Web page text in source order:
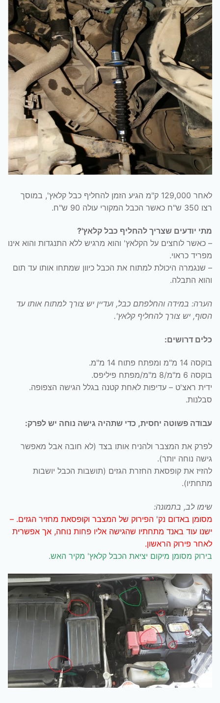
לאחר 129,000 ק"מ הגיע הזמן להחליף כבל קלאץ', במוסך
רצו 350 ש"ח כאשר הכבל המקורי עולה 90 ש"ח.
מתי יודעים שצריך להחליף כבל קלאץ'?
– כאשר לוחצים על הקלאץ' והוא מרגיש ללא התנגדות והוא אינו
מפריד כראוי.
– שנגמרה היכולת למתוח את הכבל כיוון שמתחו אותו עד תום
והוא התבלה.
הערה: במידה והחלפתם כבל, ועדיין יש צורך למתוח אותו עד
הסוף, יש צורך להחליף קלאץ'.
כלים דרושים:
בוקסה 14 מ"מ ומפתח פתוח 14 מ"מ.
בוקסה 6 מ"מ/8 מ"מ/מפתח פיליפס.
ידית ראצ'ט – עדיפות לאחת קטנה בגלל הגישה הצפופה.
סבלנות.
עבודה פשוטה יחסית, כדי שתהיה גישה נוחה יש לפרק:
לפרק את המצבר ולהניח אותו בצד (לא חובה אבל מאפשר
גישה נוחה יותר).
להזיז את קופסאת החזרת הגזים (תושבות הכבל יושבות
מתחתיו).
שימו לב, בתמונה:
מסומן באדום נק' הפירוק של המצבר וקופסאת מחזיר הגזים. –
ישנו עוד באנד מתחתיו שהגישה אליו פחות נוחה, אך אפשרית
לאחר פירוק הראשון.
בירוק מסומן מיקום יציאת הכבל קלאץ' מקיר האש.